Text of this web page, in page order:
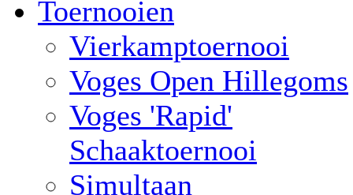
Toernooien
Vierkamptoernooi
Voges Open Hillegoms
Voges 'Rapid'
Schaaktoernooi
Simultaan